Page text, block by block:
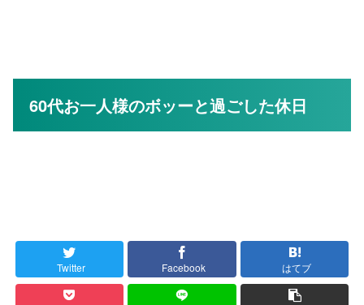
60代お一人様のボッーと過ごした休日
Twitter Facebook はてブ